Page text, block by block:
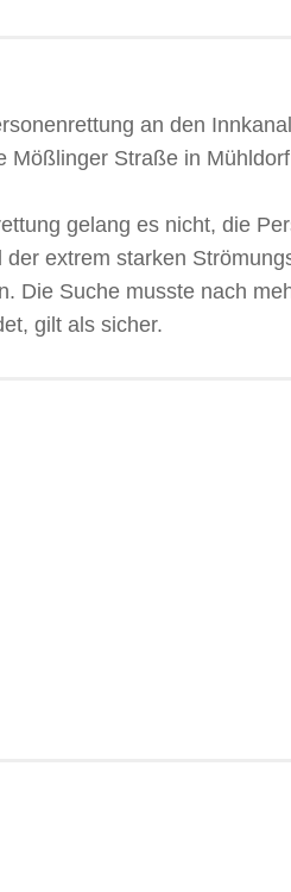
an den
Straße in
gelang es nicht, die
der extrem starken
Die Suche musste nach
gilt als sicher.